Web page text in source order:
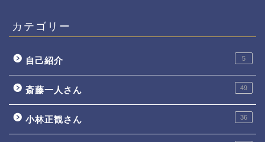
カテゴリー
自己紹介 5
斎藤一人さん 49
小林正観さん 36